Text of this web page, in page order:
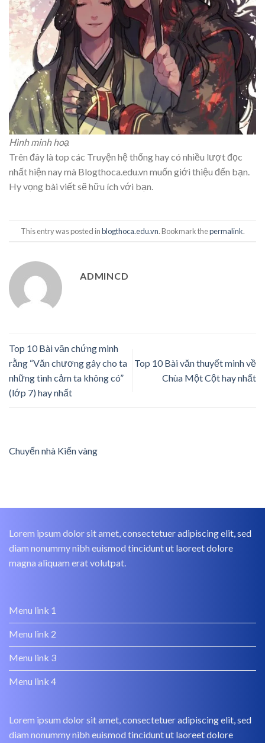
Hình minh hoạ
Trên đây là top các Truyện hệ thống hay có nhiều lượt đọc
nhất hiện nay mà Blogthoca.edu.vn muốn giới thiệu đến bạn.
Hy vọng bài viết sẽ hữu ích với bạn.
This entry was posted inblogthoca.edu.vn. Bookmark thepermalink.
ADMINCD
Top 10 Bài văn chứng minh
rằng “Văn chương gây cho ta
những tình cảm ta không có”
(lớp 7) hay nhất
Top 10 Bài văn thuyết minh về
Chùa Một Cột hay nhất
Chuyển nhà Kiến vàng
Lorem ipsum dolor sit amet, consectetuer adipiscing elit, sed
diam nonummy nibh euismod tincidunt ut laoreet dolore
magna aliquam erat volutpat.
Menu link 1
Menu link 2
Menu link 3
Menu link 4
Lorem ipsum dolor sit amet, consectetuer adipiscing elit, sed
diam nonummy nibh euismod tincidunt ut laoreet dolore